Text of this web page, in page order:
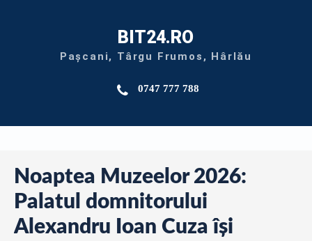
BIT24.RO
Pașcani, Târgu Frumos, Hârlău
0747 777 788
Noaptea Muzeelor 2026:
Palatul domnitorului
Alexandru Ioan Cuza își